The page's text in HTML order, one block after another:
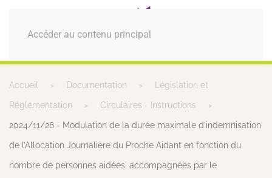
Accéder au contenu principal
MENU
Accueil Documentation Législation et
Réglementation Circulaires - Instructions
2024/11/28 - Modulation de la durée maximale d’indemnisation
de l’Allocation Journalière du Proche Aidant en fonction du
nombre de personnes aidées, accompagnées par le